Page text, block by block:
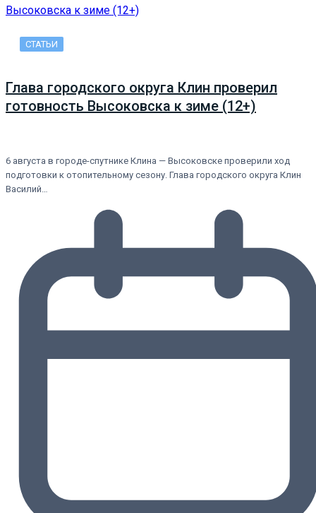
СТАТЬИ
Глава городского округа Клин проверил
готовность Высоковска к зиме (12+)
6 августа в городе-спутнике Клина — Высоковске проверили ход
подготовки к отопительному сезону. Глава городского округа Клин
Василий…